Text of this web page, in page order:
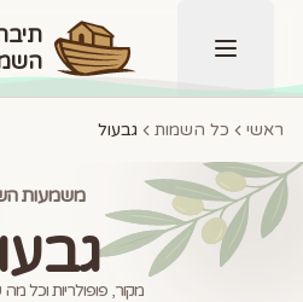
תפריט
ראשי כל השמות גבעול
משמעות
מקור, פופולריות וכל